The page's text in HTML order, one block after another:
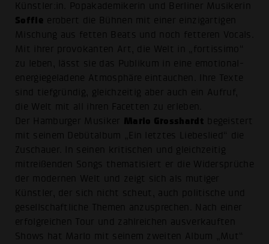
Künstler:in. Popakademikerin und Berliner Musikerin
Soffie erobert die Bühnen mit einer einzigartigen
Mischung aus fetten Beats und noch fetteren Vocals.
Mit ihrer provokanten Art, die Welt in „fortissimo“
zu leben, lässt sie das Publikum in eine emotional-
energiegeladene Atmosphäre eintauchen. Ihre Texte
sind tiefgründig, gleichzeitig aber auch ein Aufruf,
die Welt mit all ihren Facetten zu erleben.
Der Hamburger Musiker Marlo Grosshardt begeistert
mit seinem Debütalbum „Ein letztes Liebeslied“ die
Zuschauer. In seinen kritischen und gleichzeitig
mitreißenden Songs thematisiert er die Widersprüche
der modernen Welt und zeigt sich als mutiger
Künstler, der sich nicht scheut, auch politische und
gesellschaftliche Themen anzusprechen. Nach einer
erfolgreichen Tour und zahlreichen ausverkauften
Shows hat Marlo mit seinem zweiten Album „Mut“